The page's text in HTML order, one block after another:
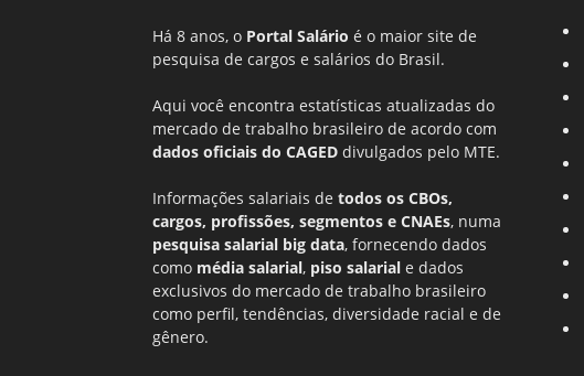
Há 8 anos, o Portal Salário é o maior site de
pesquisa de cargos e salários do Brasil.
Aqui você encontra estatísticas atualizadas do
mercado de trabalho brasileiro de acordo com
dados oficiais do CAGED divulgados pelo MTE.
Informações salariais de todos os CBOs,
cargos, profissões, segmentos e CNAEs, numa
pesquisa salarial big data, fornecendo dados
como média salarial, piso salarial e dados
exclusivos do mercado de trabalho brasileiro
como perfil, tendências, diversidade racial e de
gênero.